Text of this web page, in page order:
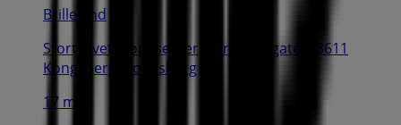
Brilleland
Stortorvet Kjøpesenter, Karsches gate 7 3611
Kongsberg, Kongsberg
17 m